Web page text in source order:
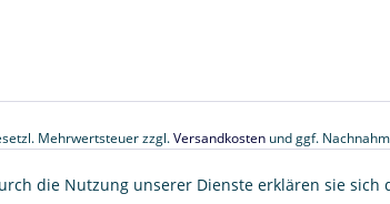
Mehrwertsteuer zzgl.Versandkostenund ggf.
© 2017 Tooltown GmbH
die Nutzung unserer Dienste erklären sie sich